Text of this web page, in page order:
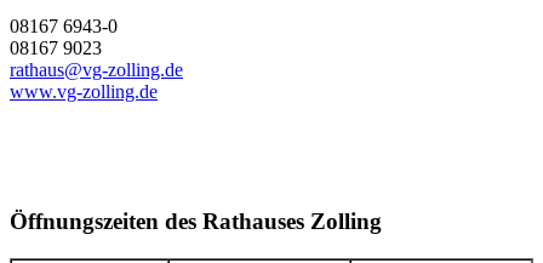
08167 6943-0
08167 9023
rathaus@vg-zolling.de
www.vg-zolling.de
Öffnungszeiten des Rathauses Zolling